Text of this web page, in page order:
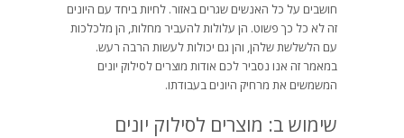
חושבים על כל האנשים שגרים באזור. לחיות ביחד עם היונים
זה לא כל כך פשוט. הן עלולות להעביר מחלות, הן מלכלכות
עם הלשלשת שלהן, והן גם יכולות לעשות הרבה רעש.
במאמר זה אנו נסביר לכם אודות מוצרים לסילוק יונים
המשמשים את מרחיק היונים בעבודתו.
שימוש ב: מוצרים לסילוק יונים